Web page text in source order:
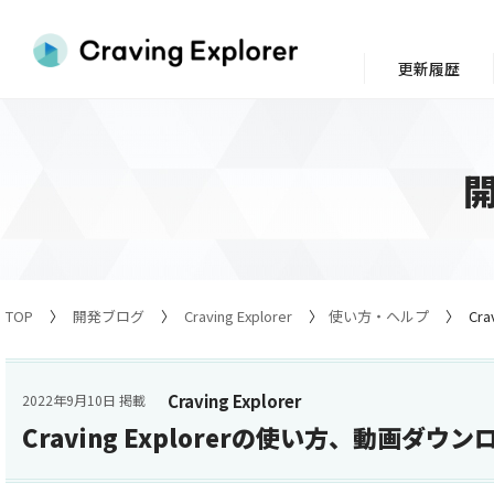
TOP 開発ブログ Craving Explorer 使い方・ヘルプ
Craving Explorer
2022年9月10日 掲載
Craving Explorerの使い方、動画ダウン
更新履歴